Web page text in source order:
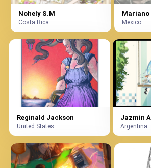
Nohely S.M
Costa Rica
Mariano
Mexico
Reginald Jackson
United States
Jazmin
Argentina